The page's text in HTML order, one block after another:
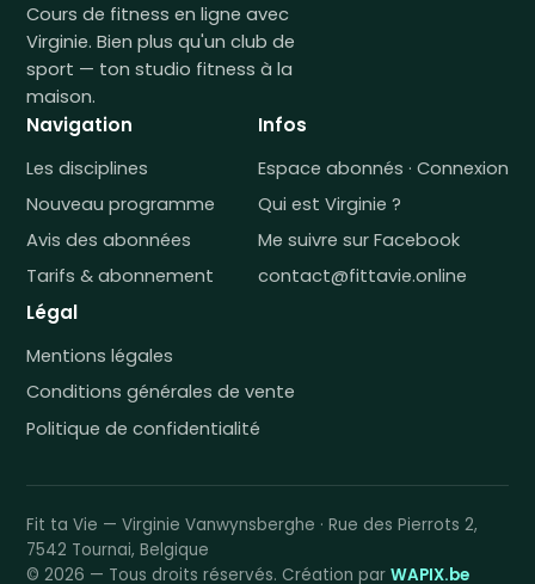
Cours de fitness en ligne avec
Virginie. Bien plus qu'un club de
sport — ton studio fitness à la
maison.
Navigation
Les disciplines
Nouveau programme
Avis des abonnées
Tarifs & abonnement
Infos
Espace abonnés · Connexion
Qui est Virginie ?
Me suivre sur Facebook
contact@fittavie.online
Légal
Mentions légales
Conditions générales de vente
Politique de confidentialité
Fit ta Vie — Virginie Vanwynsberghe · Rue des Pierrots 2,
7542 Tournai, Belgique
© 2026 — Tous droits réservés. Création par WAPIX.be